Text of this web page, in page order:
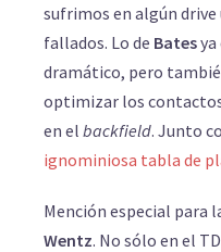
sufrimos en algún
fallados. Lo de Bates
dramático, pero
optimizar los
en el backfield. Junto
ignominiosa tabla de
Mención especial para
Wentz. No sólo en el